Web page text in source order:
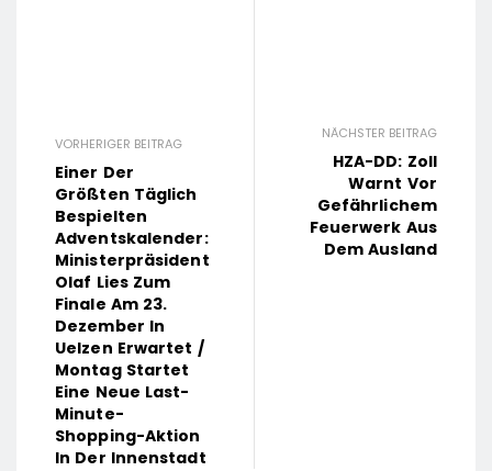
VORHERIGER BEITRAG
Einer Der
Größten Täglich
Bespielten
Adventskalender:
Ministerpräsident
Olaf Lies Zum
Finale Am 23.
Dezember In
Uelzen Erwartet /
Montag Startet
Eine Neue Last-
Minute-
Shopping-Aktion
In Der Innenstadt
NÄCHSTER BEITRAG
HZA-DD: Zoll
Warnt Vor
Gefährlichem
Feuerwerk Aus
Dem Ausland